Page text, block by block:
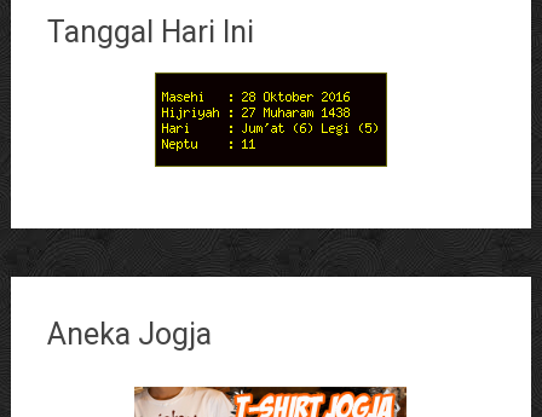
Tanggal Hari Ini
Aneka Jogja